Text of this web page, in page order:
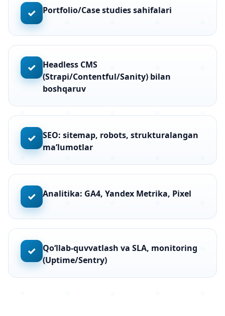
✓ Portfolio/Case studies sahifalari
✓
Headless CMS
(Strapi/Contentful/Sanity) bilan
boshqaruv
✓
SEO: sitemap, robots, strukturalangan
ma’lumotlar
✓ Analitika: GA4, Yandex Metrika, Pixel
✓
Qo‘llab-quvvatlash va SLA, monitoring
(Uptime/Sentry)